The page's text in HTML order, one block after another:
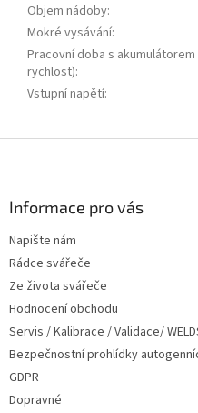
Objem nádoby:
Mokré vysávání:
Pracovní doba s akumulátorem
rychlost):
Vstupní napětí:
Informace pro vás
Napište nám
Rádce svářeče
Ze života svářeče
Hodnocení obchodu
Servis / Kalibrace / Validace/
Bezpečnostní prohlídky
GDPR
Dopravné